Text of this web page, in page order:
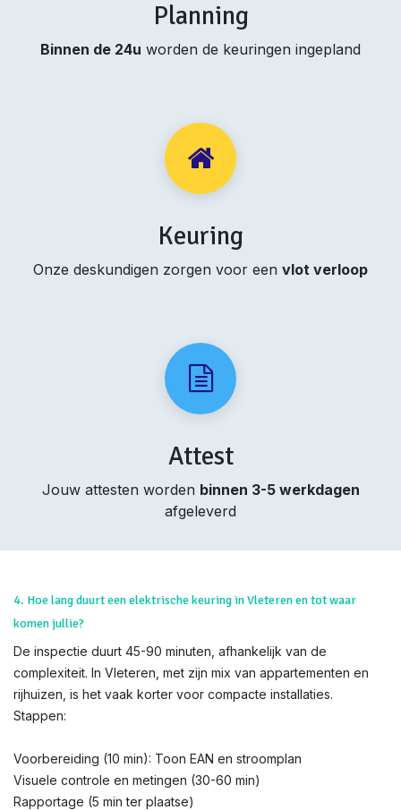
Planning
Binnen de 24u worden de keuringen ingepland
Keuring
Onze deskundigen zorgen voor een vlot verloop
Attest
Jouw attesten worden binnen 3-5 werkdagen
afgeleverd
4. Hoe lang duurt een elektrische keuring in Vleteren en tot waar
komen jullie?
De inspectie duurt 45-90 minuten, afhankelijk van de
complexiteit. In Vleteren, met zijn mix van appartementen en
rijhuizen, is het vaak korter voor compacte installaties.
Stappen:
Voorbereiding (10 min): Toon EAN en stroomplan
Visuele controle en metingen (30-60 min)
Rapportage (5 min ter plaatse)